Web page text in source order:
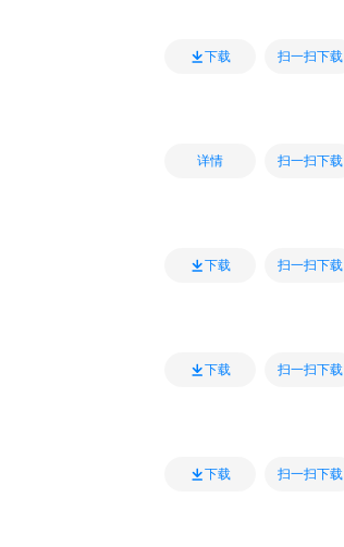
下载 扫一扫下载
详情 扫一扫下载
下载 扫一扫下载
下载 扫一扫下载
下载 扫一扫下载